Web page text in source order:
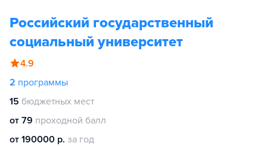
Российский государственный
социальный университет
4.9
2 программы
15 бюджетных мест
от 79 проходной балл
от 190000 р. за год